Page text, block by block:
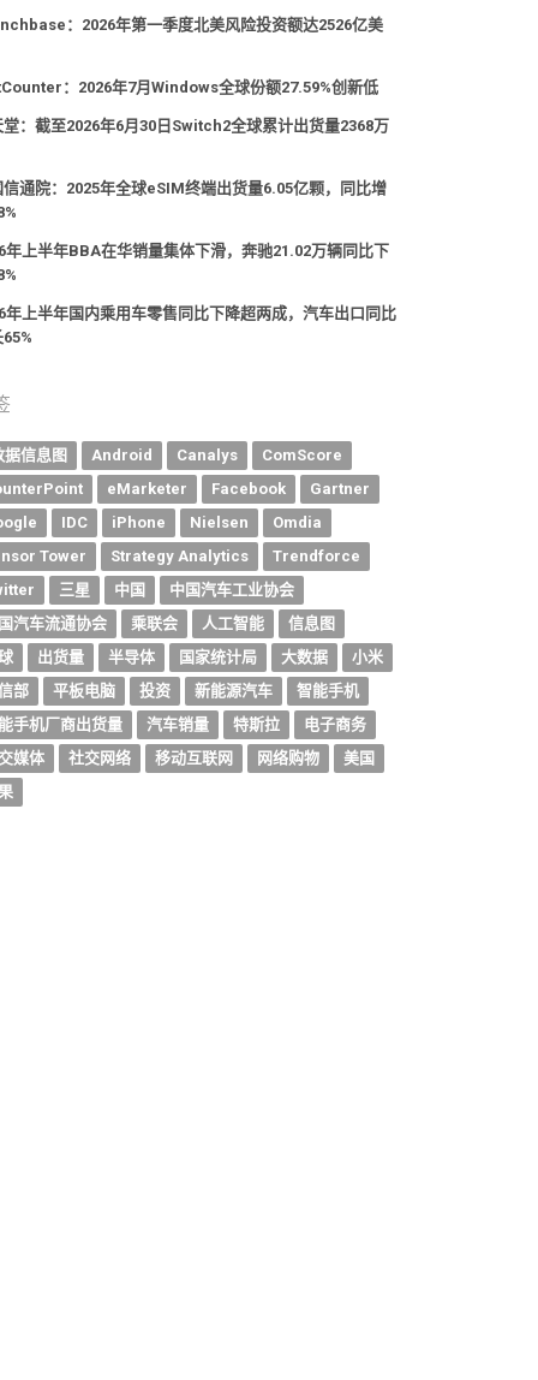
：2026年第一季度北美风险投资额达2526亿美
：2026年7月Windows全球份额27.59%创新低
堂：截至2026年6月30日Switch2全球累计出货量2368万
信通院：2025年全球eSIM终端出货量6.05亿颗，同比增
年上半年BBA在华销量集体下滑，奔驰21.02万辆同比下
年上半年国内乘用车零售同比下降超两成，汽车出口同比
据信息图 Android Canalys
ComScore
eMarketer Facebook
Gartner
IDC iPhone Nielsen
Omdia
Tower
Strategy Analytics
Trendforce
三星 中国
中国汽车工业协会
汽车流通协会
乘联会 人工智能
信息图
出货量 半导体 国家统计局 大数据
小米
部
平板电脑 投资 新能源汽车
智能手机
手机厂商出货量
汽车销量 特斯拉
电子商务
媒体
社交网络 移动互联网 网络购物
美国